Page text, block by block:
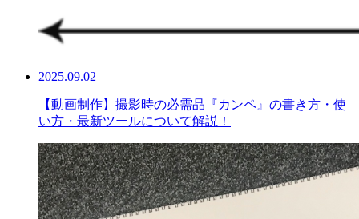
2025.09.02
【動画制作】撮影時の必需品『カンペ』の書き方・使
い方・最新ツールについて解説！